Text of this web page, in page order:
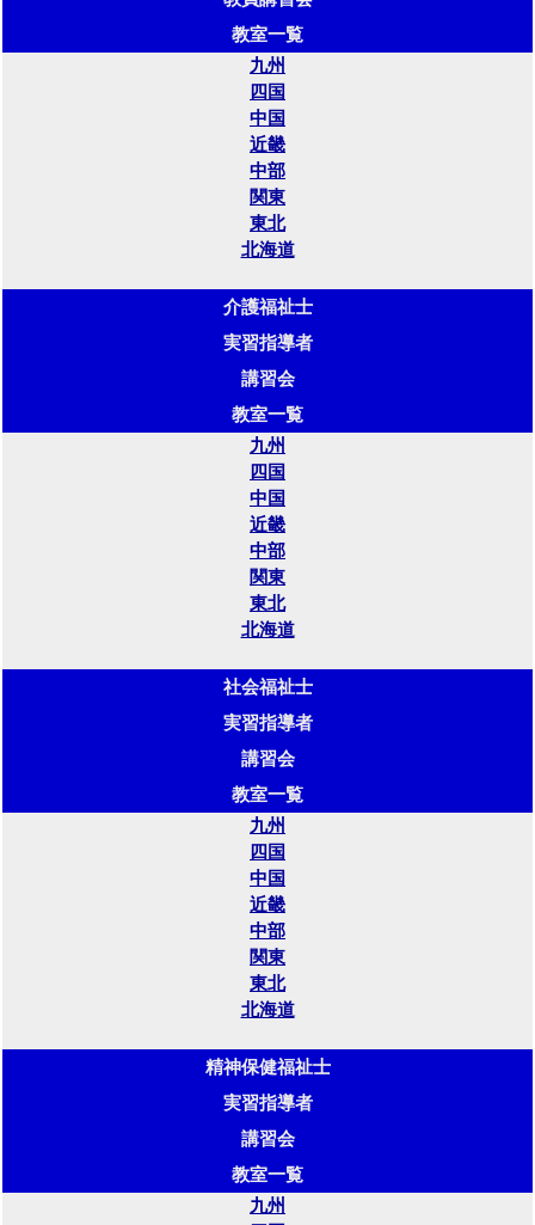
教室一覧
九州
四国
中国
近畿
中部
関東
東北
北海道
介護福祉士
実習指導者
講習会
教室一覧
九州
四国
中国
近畿
中部
関東
東北
北海道
社会福祉士
実習指導者
講習会
教室一覧
九州
四国
中国
近畿
中部
関東
東北
北海道
精神保健福祉士
実習指導者
講習会
教室一覧
九州